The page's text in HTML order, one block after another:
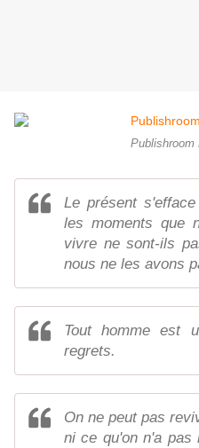
Publishroom
Le présent
les moments que
vivre ne sont-ils
nous ne les avons
Tout homme est
regrets.
On ne peut pas
ni ce qu'on n'a